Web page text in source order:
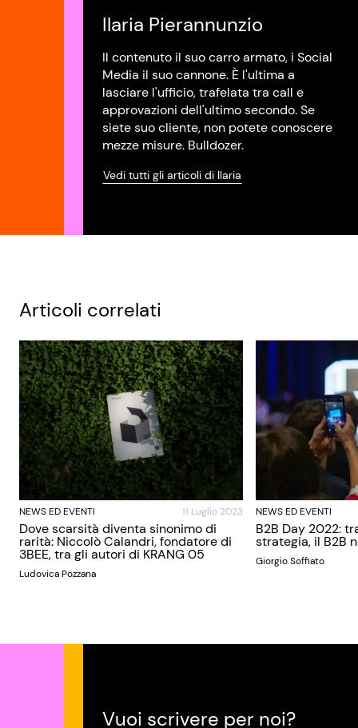
Ilaria Pierannunzio
Il contenuto il suo carro armato, i Social
Media il suo cannone. È l'ultima a
lasciare l'ufficio, trafelata tra call e
approvazioni dell'ultimo secondo. Se
siete suo cliente, non potete conoscere
mezze misure. Bulldozer.
Vedi tutti gli articoli di Ilaria
Articoli correlati
NEWS ED EVENTI 11 Luglio 2023
Dove scarsità diventa sinonimo di
rarità: Niccolò Calandri, fondatore di
3BEE, tra gli autori di KRANG 05
Ludovica Pozzana
NEWS ED EVENTI
B2B Day 2022:
strategia, il B2B
Giorgio Soffiato
Vuoi scrivere per noi?